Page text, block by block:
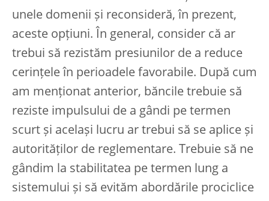
unele domenii și reconsideră, în prezent,
aceste opțiuni. În general, consider că ar
trebui să rezistăm presiunilor de a reduce
cerințele în perioadele favorabile. După cum
am menționat anterior, băncile trebuie să
reziste impulsului de a gândi pe termen
scurt și același lucru ar trebui să se aplice și
autorităților de reglementare. Trebuie să ne
gândim la stabilitatea pe termen lung a
sistemului și să evităm abordările prociclice